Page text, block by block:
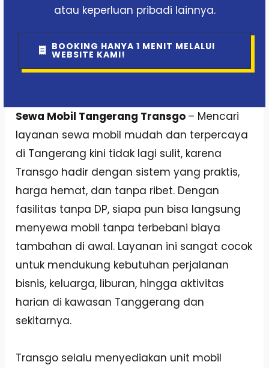
atau keperluan pribadi lainnya.
BOOKING HANYA 1 MENIT MELALUI
WEBSITE KAMI!
Sewa Mobil Tangerang Transgo – Mencari
layanan sewa mobil mudah dan terpercaya
di Tangerang kini tidak lagi sulit, karena
Transgo hadir dengan sistem yang praktis,
harga hemat, dan tanpa ribet. Dengan
fasilitas tanpa DP, siapa pun bisa langsung
menyewa mobil tanpa terbebani biaya
tambahan di awal. Layanan ini sangat cocok
untuk mendukung kebutuhan perjalanan
bisnis, keluarga, liburan, hingga aktivitas
harian di kawasan Tanggerang dan
sekitarnya.
Transgo selalu menyediakan unit mobil